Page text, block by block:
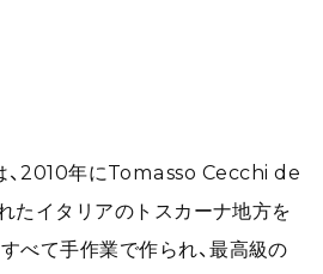
、2010年にTomasso Cecchi de
たイタリアのトスカーナ地方を
べて手作業で作られ、最高級の